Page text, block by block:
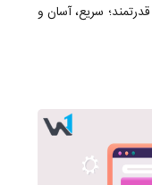
سریع، آسان و